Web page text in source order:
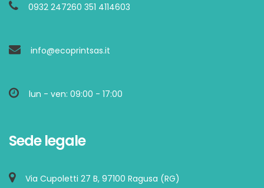
0932 247260 351 4114603
info@ecoprintsas.it
lun - ven: 09:00 - 17:00
Sede legale
Via Cupoletti 27 B, 97100 Ragusa (RG)